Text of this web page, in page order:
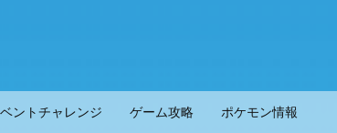
ントチャレンジ ゲーム攻略 ポケモン情報